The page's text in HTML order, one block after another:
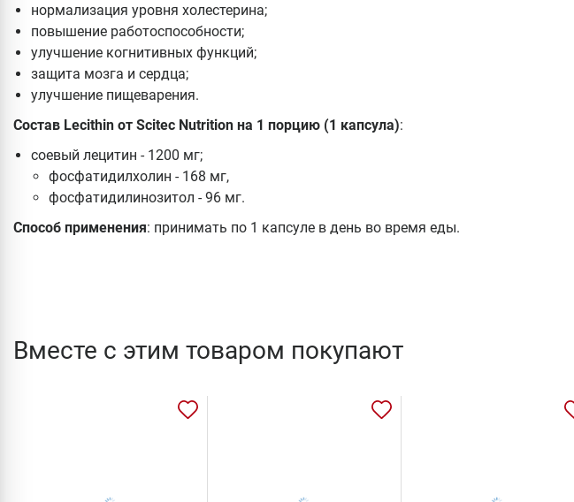
нормализация уровня холестерина;
повышение работоспособности;
улучшение когнитивных функций;
защита мозга и сердца;
улучшение пищеварения.
Состав Lecithin от Scitec Nutrition на 1 порцию (1 капсула):
соевый лецитин - 1200 мг;
фосфатидилхолин - 168 мг,
фосфатидилинозитол - 96 мг.
Способ применения: принимать по 1 капсуле в день во время еды.
Вместе с этим товаром покупают